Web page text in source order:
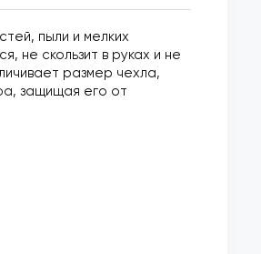
пыли и мелких
не скользит в руках и не
размер чехла,
защищая его от